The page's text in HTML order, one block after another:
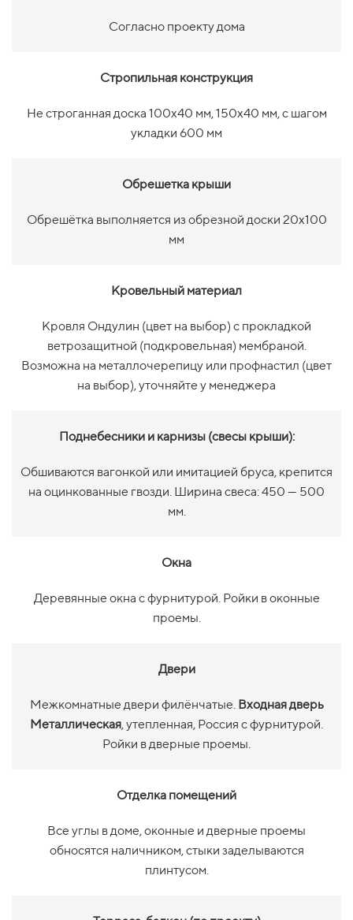
Согласно проекту дома
Стропильная конструкция
Не строганная доска 100х40 мм, 150х40 мм, с шагом
укладки 600 мм
Обрешетка крыши
Обрешётка выполняется из обрезной доски 20х100
мм
Кровельный материал
Кровля Ондулин (цвет на выбор) с прокладкой
ветрозащитной (подкровельная) мембраной.
Возможна на металлочерепицу или профнастил (цвет
на выбор), уточняйте у менеджера
Поднебесники и карнизы (свесы крыши):
Обшиваются вагонкой или имитацией бруса, крепится
на оцинкованные гвозди. Ширина свеса: 450 — 500
мм.
Окна
Деревянные окна с фурнитурой. Ройки в оконные
проемы.
Двери
Межкомнатные двери филёнчатые. Входная дверь
Металлическая, утепленная, Россия с фурнитурой.
Ройки в дверные проемы.
Отделка помещений
Все углы в доме, оконные и дверные проемы
обносятся наличником, стыки заделываются
плинтусом.